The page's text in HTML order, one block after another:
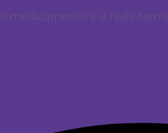
medicamento e a rede